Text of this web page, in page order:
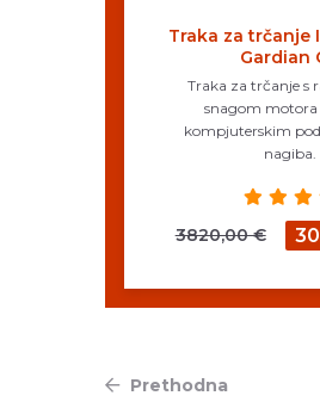
Traka za trčanje
Gardian
Traka za trčanje s
snagom motora
kompjuterskim
nagiba.
3820,00 €
Prethodna